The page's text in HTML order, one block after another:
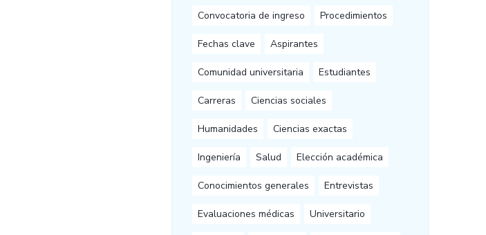
Convocatoria de ingreso Procedimientos
Fechas clave Aspirantes
Comunidad universitaria Estudiantes
Carreras Ciencias sociales
Humanidades Ciencias exactas
Ingeniería Salud Elección académica
Conocimientos generales Entrevistas
Evaluaciones médicas Universitario